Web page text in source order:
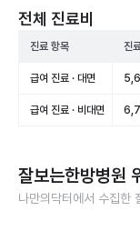
전체 진료비
진료 항목 진
급여 진료 · 대면
급여 진료 · 비대면
잘보는한방병원
나만의닥터에서 수집한